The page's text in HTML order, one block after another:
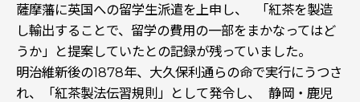
薩摩藩に英国への留学生派遣を上申し、 「紅茶を製造
し輸出することで、留学の費用の一部をまかなってはど
うか」と提案していたとの記録が残っていました。
明治維新後の1878年、大久保利通らの命で実行にうつさ
れ、「紅茶製法伝習規則」として発令し、 静岡・鹿児